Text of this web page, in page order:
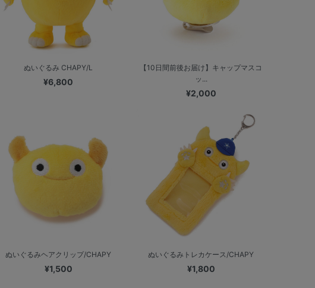
ぬいぐるみ CHAPY/L
¥6,800
【10日間前後お届け】キャップマスコ
ッ...
¥2,000
ぬいぐるみヘアクリップ/CHAPY
¥1,500
ぬいぐるみトレカケース/CHAPY
¥1,800